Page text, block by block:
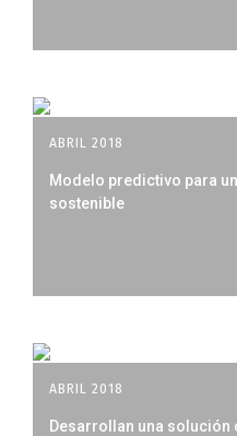
ABRIL 2018
Modelo predictivo para
sostenible
ABRIL 2018
Desarrollan una solución